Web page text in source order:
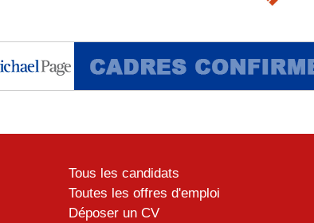
Tous les candidats
Toutes les offres d'emploi
Déposer un CV